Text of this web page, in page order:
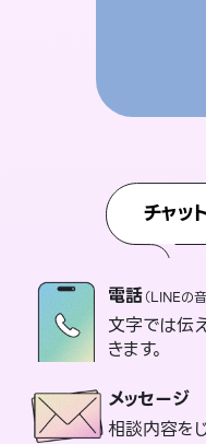
チャッ
電話（LINEの
文字では伝
きます。
メッセージ
相談内容を